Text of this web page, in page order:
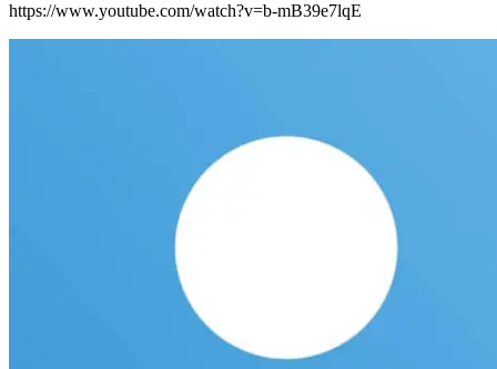
https://www.youtube.com/watch?v=b-mB39e7lqE